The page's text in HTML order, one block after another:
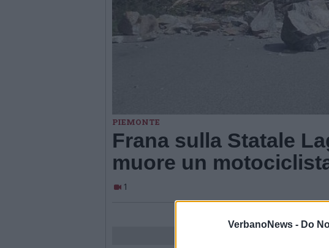
VerbanoNews - Do
PIEMONTE
Frana sulla Statale
muore un
1